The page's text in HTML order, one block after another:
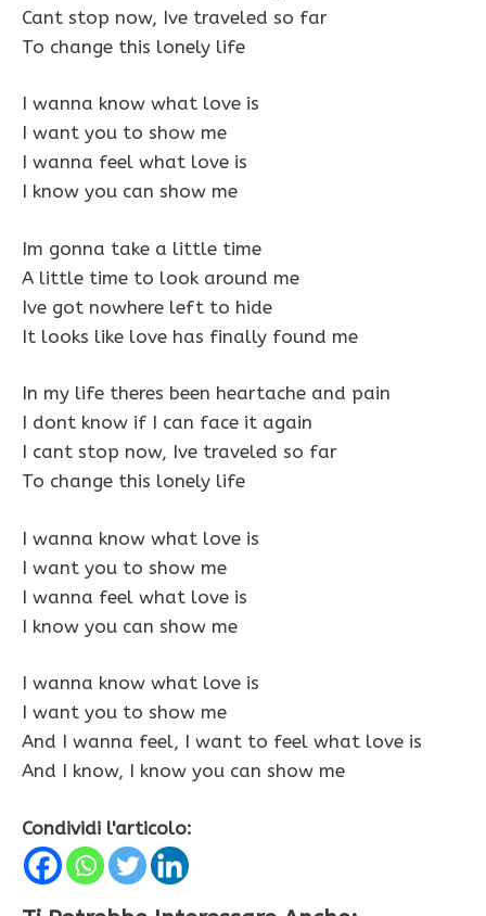
Cant stop now, Ive traveled so far
To change this lonely life
I wanna know what love is
I want you to show me
I wanna feel what love is
I know you can show me
Im gonna take a little time
A little time to look around me
Ive got nowhere left to hide
It looks like love has finally found me
In my life theres been heartache and pain
I dont know if I can face it again
I cant stop now, Ive traveled so far
To change this lonely life
I wanna know what love is
I want you to show me
I wanna feel what love is
I know you can show me
I wanna know what love is
I want you to show me
And I wanna feel, I want to feel what love is
And I know, I know you can show me
Condividi l'articolo: